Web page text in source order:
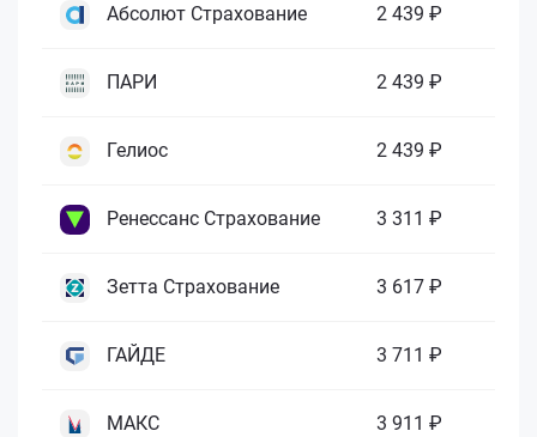
Абсолют Страхование 2 439 ₽
ПАРИ 2 439 ₽
Гелиос 2 439 ₽
Ренессанс Страхование 3 311 ₽
Зетта Страхование 3 617 ₽
ГАЙДЕ 3 711 ₽
МАКС 3 911 ₽